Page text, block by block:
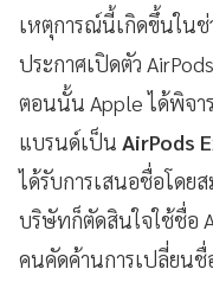
เหตุการณ์นี้เกิดขึ้นใน
ประกาศเปิดตัว
ตอนนั้น Apple ได้พิจา
แบรนด์เป็น AirPods
ได้รับการเสนอชื่อโดย
บริษัทก็ตัดสินใจใช้ชื่อ
คนคัดค้านการเปลี่ยนชื่